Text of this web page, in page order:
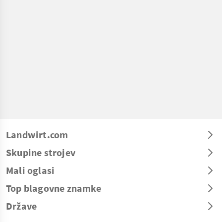
Landwirt.com
Skupine strojev
Mali oglasi
Top blagovne znamke
Države